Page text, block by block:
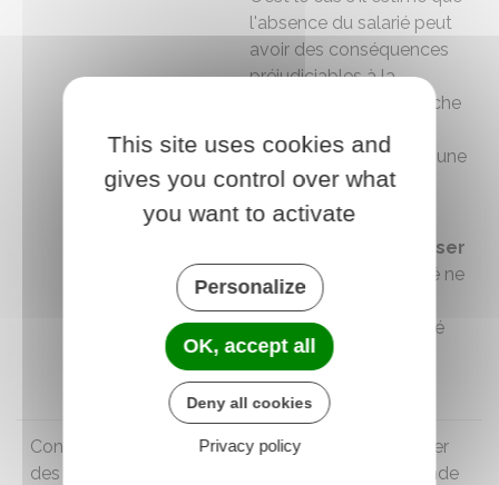
l'absence du salarié peut
avoir des conséquences
préjudiciables à la
production et à la marche
report est décidé pour une
duréemaximalede 9
mois.
refuser
la demande si le salarié ne
respecte pas les
conditions d'ancienneté
ou de demande
d'absence.
Congé de formation
des conseillers
L'employeur doit donner
son accord à la demande
This site uses cookies and
gives you control over what
you want to activate
Personalize
OK, accept all
Deny all cookies
Privacy policy